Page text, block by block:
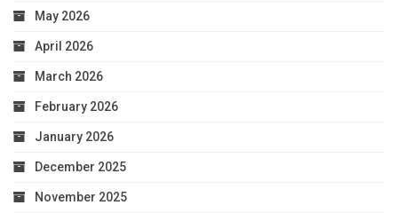
May 2026
April 2026
March 2026
February 2026
January 2026
December 2025
November 2025